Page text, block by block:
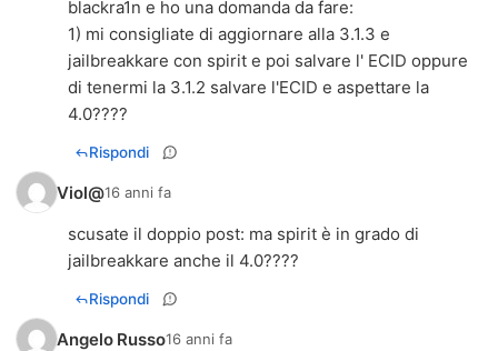
blackra1n e ho una domanda da fare:
1) mi consigliate di aggiornare alla 3.1.3 e
jailbreakkare con spirit e poi salvare l' ECID oppure
di tenermi la 3.1.2 salvare l'ECID e aspettare la
4.0????
Rispondi
Viol@16 anni fa
scusate il doppio post: ma spirit è in grado di
jailbreakkare anche il 4.0????
Rispondi
Angelo Russo16 anni fa